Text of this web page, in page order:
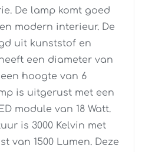
De lamp komt goed
modern interieur. De
uit kunststof en
een diameter van
hoogte van 6
is uitgerust met een
module van 18 Watt.
is 3000 Kelvin met
van 1500 Lumen. Deze